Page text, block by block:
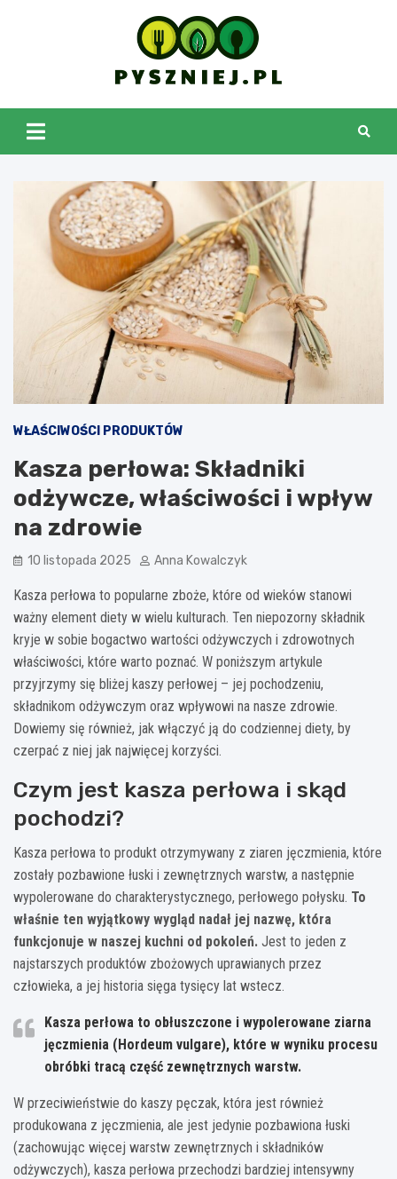
pyszniej.pl
WŁAŚCIWOŚCI PRODUKTÓW
Kasza perłowa: Składniki
odżywcze, właściwości i wpływ
na zdrowie
10 listopada 2025 Anna Kowalczyk
Kasza perłowa to popularne zboże, które od wieków stanowi
ważny element diety w wielu kulturach. Ten niepozorny składnik
kryje w sobie bogactwo wartości odżywczych i zdrowotnych
właściwości, które warto poznać. W poniższym artykule
przyjrzymy się bliżej kaszy perłowej – jej pochodzeniu,
składnikom odżywczym oraz wpływowi na nasze zdrowie.
Dowiemy się również, jak włączyć ją do codziennej diety, by
czerpać z niej jak najwięcej korzyści.
Czym jest kasza perłowa i skąd
pochodzi?
Kasza perłowa to produkt otrzymywany z ziaren jęczmienia, które
zostały pozbawione łuski i zewnętrznych warstw, a następnie
wypolerowane do charakterystycznego, perłowego połysku. To
właśnie ten wyjątkowy wygląd nadał jej nazwę, która
funkcjonuje w naszej kuchni od pokoleń. Jest to jeden z
najstarszych produktów zbożowych uprawianych przez
człowieka, a jej historia sięga tysięcy lat wstecz.
Kasza perłowa to obłuszczone i wypolerowane ziarna
jęczmienia (Hordeum vulgare), które w wyniku procesu
obróbki tracą część zewnętrznych warstw.
W przeciwieństwie do kaszy pęczak, która jest również
produkowana z jęczmienia, ale jest jedynie pozbawiona łuski
(zachowując więcej warstw zewnętrznych i składników
odżywczych), kasza perłowa przechodzi bardziej intensywny